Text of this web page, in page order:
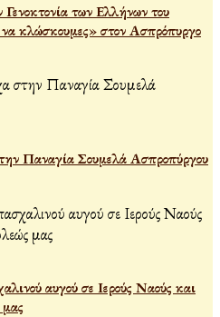
των Ελλήνων του
κλώσκουμες» στον Ασπρόπυργο
Παναγία Σουμελά Ασπροπύργου
αυγού σε Ιερούς Ναούς και